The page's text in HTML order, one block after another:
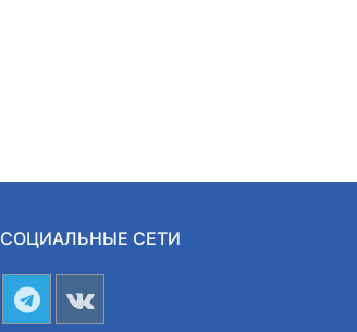
СОЦИАЛЬНЫЕ СЕТИ